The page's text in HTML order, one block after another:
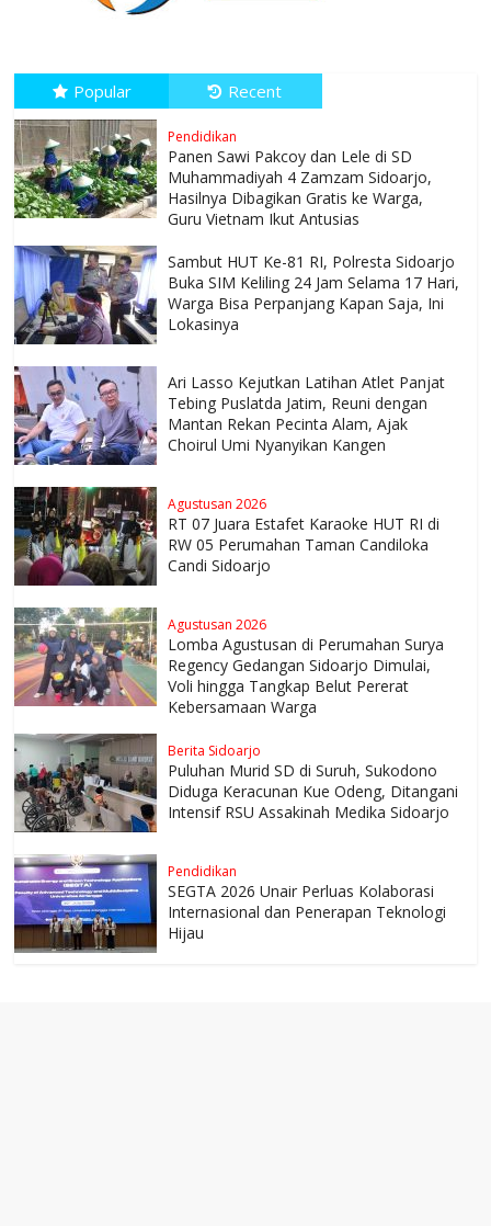
Popular Recent
Pendidikan
Panen Sawi Pakcoy dan Lele di SD
Muhammadiyah 4 Zamzam Sidoarjo,
Hasilnya Dibagikan Gratis ke Warga,
Guru Vietnam Ikut Antusias
Sambut HUT Ke-81 RI, Polresta Sidoarjo
Buka SIM Keliling 24 Jam Selama 17 Hari,
Warga Bisa Perpanjang Kapan Saja, Ini
Lokasinya
Ari Lasso Kejutkan Latihan Atlet Panjat
Tebing Puslatda Jatim, Reuni dengan
Mantan Rekan Pecinta Alam, Ajak
Choirul Umi Nyanyikan Kangen
Agustusan 2026
RT 07 Juara Estafet Karaoke HUT RI di
RW 05 Perumahan Taman Candiloka
Candi Sidoarjo
Agustusan 2026
Lomba Agustusan di Perumahan Surya
Regency Gedangan Sidoarjo Dimulai,
Voli hingga Tangkap Belut Pererat
Kebersamaan Warga
Berita Sidoarjo
Puluhan Murid SD di Suruh, Sukodono
Diduga Keracunan Kue Odeng, Ditangani
Intensif RSU Assakinah Medika Sidoarjo
Pendidikan
SEGTA 2026 Unair Perluas Kolaborasi
Internasional dan Penerapan Teknologi
Hijau